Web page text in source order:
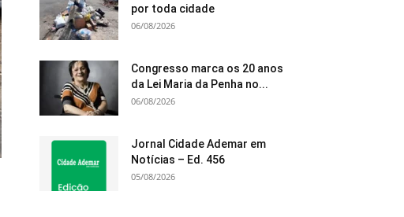
por toda cidade
06/08/2026
Congresso marca os 20 anos
da Lei Maria da Penha no...
06/08/2026
Jornal Cidade Ademar em
Notícias – Ed. 456
05/08/2026